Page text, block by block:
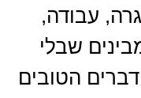
עבודה,
שבלי
הטובים